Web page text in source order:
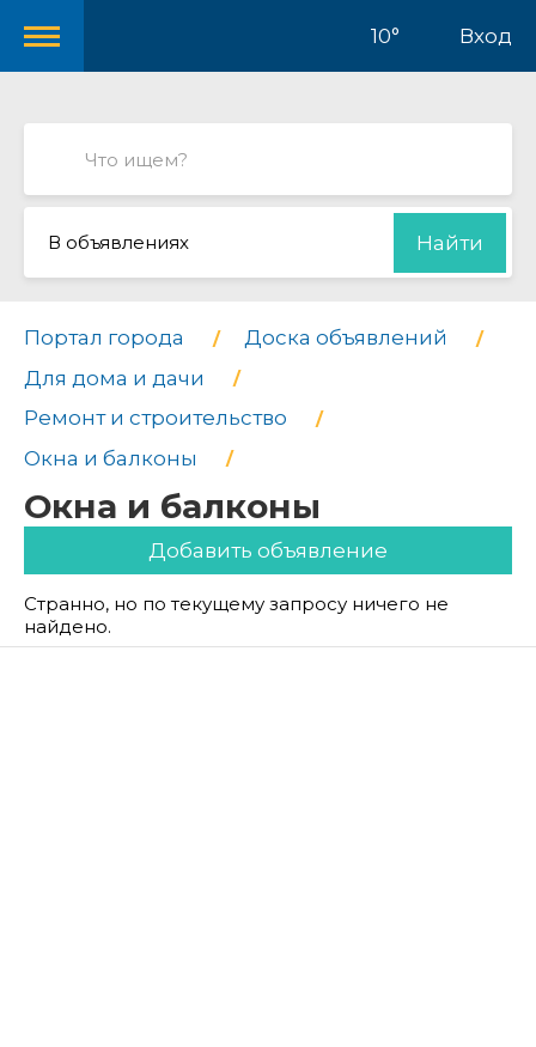
10° Вход
В объявлениях Найти
Портал города
Доска объявлений
Для дома и дачи
Ремонт и строительство
Окна и балконы
Окна и балконы
Добавить объявление
Странно, но по текущему запросу ничего не
найдено.